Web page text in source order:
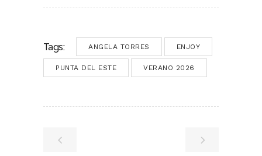
Tags: ANGELA TORRES ENJOY
PUNTA DEL ESTE VERANO 2026